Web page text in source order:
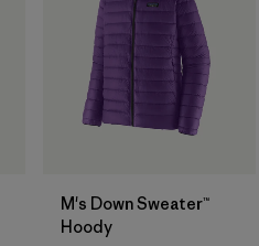
M's Down Sweater™
Hoody